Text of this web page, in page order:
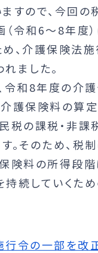
すので、今回
令和6～8年度
、介護保険法
ました。
令和8年度の介
護保険料の算
民税の課税・非
。そのため、
険料の所得段階
続していくため
令の一部を改